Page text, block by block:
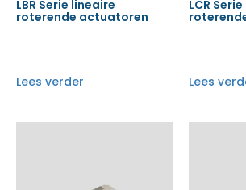
LBR Serie lineaire
roterende actuatoren
Lees verder
LCR
Lees